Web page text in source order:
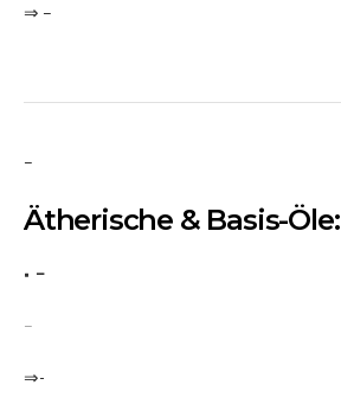
⇒ –
–
Ätherische & Basis-Öle:
–
–
⇒-